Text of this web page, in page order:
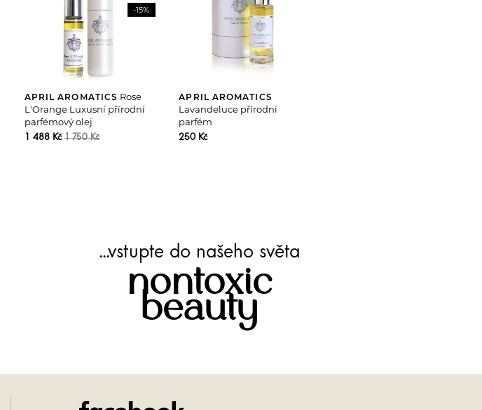
APRIL AROMATICS Rose
L'Orange Luxusní přírodní
parfémový olej
1 488 Kč1 750 Kč
-15%
APRIL AROMATICS
Lavandeluce přírodní
parfém
250 Kč
...vstupte do našeho světa
nontoxic
beauty